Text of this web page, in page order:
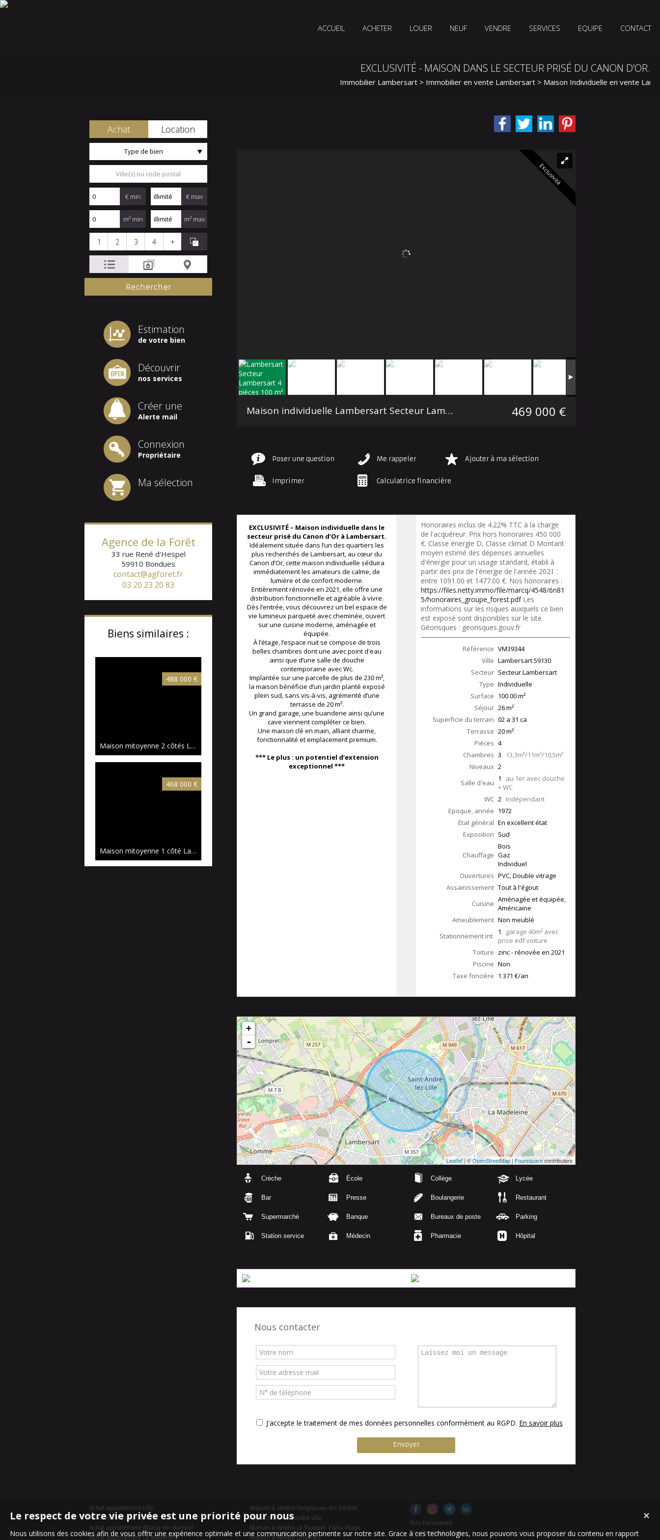
ACCUEIL ACHETER LOUER NEUF VENDRE SERVICES EQUIPE CONTACT
EXCLUSIVITÉ - MAISON DANS LE SECTEUR PRISÉ DU CANON D’OR.
Immobilier Lambersart > Immobilier en vente Lambersart > Maison Individuelle en vente
Achat Location
Type de bien
€ min € max
m² min m² max
1 2 3 4 +
Estimation
de votre bien
Découvrir
nos services
Créer une
Alerte mail
Connexion
Propriétaire
Ma sélection
Agence de la Forêt
33 rue René d'Hespel
59910 Bondues
contact@agforet.fr
03 20 23 20 83
Biens similaires :
488 000 €
Maison mitoyenne 2 côtés Lambersart
468 000 €
Maison mitoyenne 1 côté Lambersart
Exclusivité
Maison individuelle Lambersart Secteur Lambersart 469 000 €
Poser une question Me rappeler Ajouter à ma sélection
Imprimer Calculatrice financière
EXCLUSIVITÉ – Maison individuelle dans le
secteur prisé du Canon d’Or à Lambersart.
Idéalement située dans l’un des quartiers les
plus recherchés de Lambersart, au cœur du
Canon d’Or, cette maison individuelle séduira
immédiatement les amateurs de calme, de
lumière et de confort moderne.
Entièrement rénovée en 2021, elle offre une
distribution fonctionnelle et agréable à vivre.
Dès l’entrée, vous découvrez un bel espace de
vie lumineux parqueté avec cheminée, ouvert
sur une cuisine moderne, aménagée et
équipée.
À l’étage, l’espace nuit se compose de trois
belles chambres dont une avec point d'eau
ainsi que d’une salle de douche
contemporaine avec Wc.
Implantée sur une parcelle de plus de 230 m²,
la maison bénéficie d’un jardin planté exposé
plein sud, sans vis-à-vis, agrémenté d’une
terrasse de 20 m².
Un grand garage, une buanderie ainsi qu’une
cave viennent compléter ce bien.
Une maison clé en main, alliant charme,
fonctionnalité et emplacement premium.
*** Le plus : un potentiel d’extension
exceptionnel ***
Honoraires inclus de 4.22% TTC à la charge
de l'acquéreur. Prix hors honoraires 450 000
€. Classe énergie D, Classe climat D Montant
moyen estimé des dépenses annuelles
d'énergie pour un usage standard, établi à
partir des prix de l'énergie de l'année 2021 :
entre 1091.00 et 1477.00 €. Nos honoraires :
https://files.netty.immo/file/marcq/4548/6n81
5/honoraires_groupe_forest.pdfLes
informations sur les risques auxquels ce bien
est exposé sont disponibles sur le site
Géorisques : georisques.gouv.fr
Référence VM39344
Ville Lambersart59130
Secteur Secteur Lambersart
Type Individuelle
Surface 100.00m²
Séjour 26m²
Superficie du terrain 02 a 31 ca
Terrasse 20m²
Pièces 4
Chambres 3
13,3m²/11m²/10,5m²
Niveaux 2
Salle d'eau 1 au 1er avec douche
+ WC
WC 2 Indépendant
Epoque, année 1972
État général En excellent état
Exposition Sud
Chauffage
Bois
Gaz
Individuel
Ouvertures PVC, Double vitrage
Assainissement Tout à l'égout
Cuisine Aménagée et équipée,
Américaine
Ameublement Non meublé
Stationnement int. 1
garage 40m² avec
prise edf voiture
Toiture zinc - rénovée en 2021
Piscine Non
Taxe foncière 1 371 €/an
+
-
Leaflet| ©OpenStreetMap|Foursquarecontributors
Crèche École Collège Lycée
Bar Presse Boulangerie Restaurant
Supermarché Banque Bureaux de poste Parking
Station service Médecin Pharmacie Hôpital
Nous contacter
J'accepte le traitement de mes données personnelles conformément au RGPD. En savoir plus
Achat appartement Lille
Achat maison Bondues
Achat appartement Marcq-en-Baroeul
Achat appartement La Madeleine
Maison à vendre Templeuve-en-Pévèle
Appartement à vendre Lille
Maison à vendre Le Touquet-Paris-Plage
Maison à vendre Linselles
Nos Honoraires
Qui sommes-nous
✕
Le respect de votre vie privée est une priorité pour nous
Nous utilisons des cookies afin de vous offrir une expérience optimale et une communication pertinente sur notre site. Grace à ces technologies, nous pouvons vous proposer du contenu en rapport